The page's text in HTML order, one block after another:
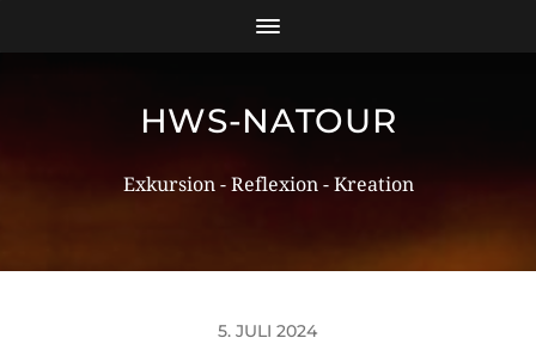
HWS-NATOUR
Exkursion - Reflexion - Kreation
5. JULI 2024